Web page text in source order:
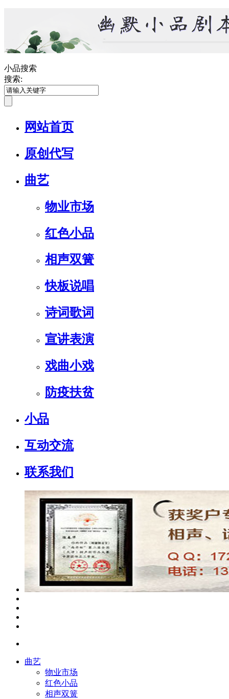
小品搜索
搜索:
网站首页
原创代写
曲艺
物业市场
红色小品
相声双簧
快板说唱
诗词歌词
宣讲表演
戏曲小戏
防疫扶贫
小品
互动交流
联系我们
曲艺
物业市场
红色小品
相声双簧